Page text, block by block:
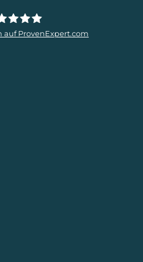
auf ProvenExpert.com